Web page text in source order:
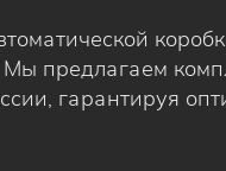
предлагаем
гарантируя